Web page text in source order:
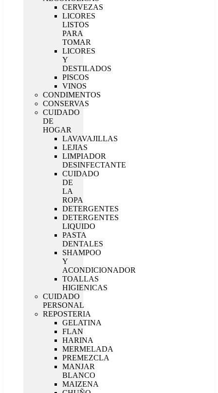
CERVEZAS
LICORES
LISTOS
PARA
TOMAR
LICORES
Y
DESTILADOS
PISCOS
VINOS
CONDIMENTOS
CONSERVAS
CUIDADO
DE
HOGAR
LAVAVAJILLAS
LEJIAS
LIMPIADOR
DESINFECTANTE
CUIDADO
DE
LA
ROPA
DETERGENTES
DETERGENTES
LIQUIDO
PASTA
DENTALES
SHAMPOO
Y
ACONDICIONADOR
TOALLAS
HIGIENICAS
CUIDADO
PERSONAL
REPOSTERIA
GELATINA
FLAN
HARINA
MERMELADA
PREMEZCLA
MANJAR
BLANCO
MAIZENA